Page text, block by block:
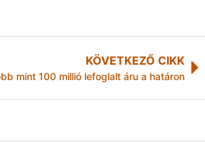
KÖVETKEZŐ CIKK
mint 100 millió lefoglalt áru a határon